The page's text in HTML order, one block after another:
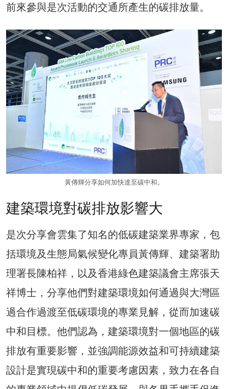
前來參與是次活動的交通所產生的碳排放量。
黃傳輝分享如何加快達至碳中和。
建築環境對碳排放影響大
是次分享會雲集了知名的低碳建築業界專家，包
括環境及生態局氣候變化專員黃傳輝、建築署助
理署長陳柏祥，以及香港綠色建築議會主席張天
祥博士，分享他們對建築環境如何通過與大灣區
過合作過渡至低碳環境的專業見解，從而加速碳
中和目標。他們認為，建築環境對一個地區的碳
排放有重要影響，並強調能源效益和可持續建築
設計是實現碳中和的重要考慮因素，致力在各自